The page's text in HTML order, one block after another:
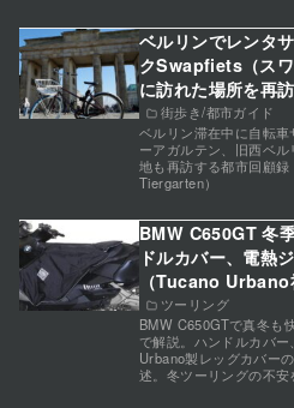
街歩き/都市ガイド
ベルリンでレンタ
クSwapfiets（ス
に訪れた場所を再
ベルリン滞在中に自転
ーアガルテン、旧西ベ
地も再訪する都市回顧
Tiergarten）
ツーリング
BMW C650GT 冬
ドルカバー、電熱
（Tucano
BMW C650GTで真冬も
で解説。ハンドルカバ
Urbano製レッグカバー
述。冬ツーリングの不安